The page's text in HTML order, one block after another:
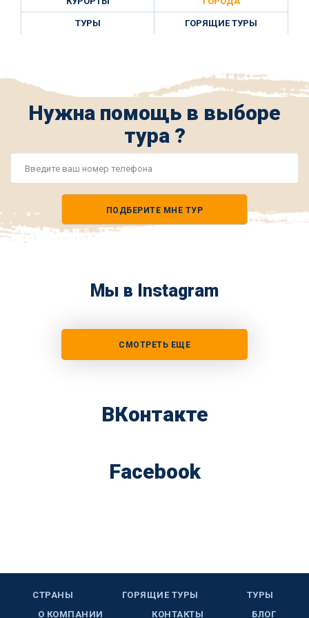
ТУРЫ ГОРЯЩИЕ ТУРЫ
Нужна помощь в выборе
тура ?
ПОДБЕРИТЕ МНЕ ТУР
Мы в Instagram
СМОТРЕТЬ ЕЩЕ
ВКонтакте
Facebook
СТРАНЫ ГОРЯЩИЕ ТУРЫ
ТУРЫ
О КОМПАНИИ
КОНТАКТЫ БЛОГ